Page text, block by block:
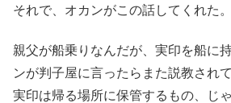
それで、オカンがこの話してくれた。
親父が船乗りなんだが、実印を船に
ンが判子屋に言ったらまた説教されて
実印は帰る場所に保管するもの、じ